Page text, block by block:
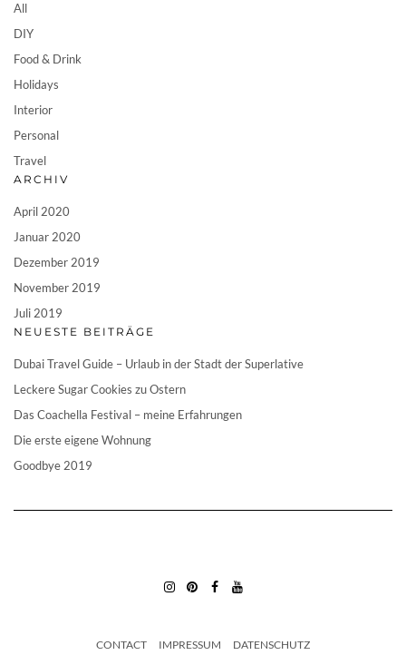
All
DIY
Food & Drink
Holidays
Interior
Personal
Travel
ARCHIV
April 2020
Januar 2020
Dezember 2019
November 2019
Juli 2019
NEUESTE BEITRÄGE
Dubai Travel Guide – Urlaub in der Stadt der Superlative
Leckere Sugar Cookies zu Ostern
Das Coachella Festival – meine Erfahrungen
Die erste eigene Wohnung
Goodbye 2019
CONTACT IMPRESSUM DATENSCHUTZ